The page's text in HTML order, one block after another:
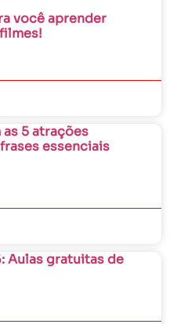
você aprender
5 atrações
essenciais
Aulas gratuitas de